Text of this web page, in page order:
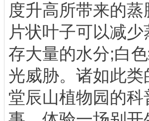
度升高所带来的
片状叶子可以减
存大量的水分;白
光威胁。诸如此
堂辰山植物园的